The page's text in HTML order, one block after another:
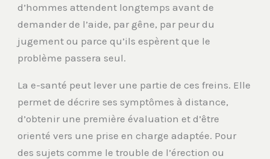
d’hommes attendent longtemps avant de
demander de l’aide, par gêne, par peur du
jugement ou parce qu’ils espèrent que le
problème passera seul.
La e-santé peut lever une partie de ces freins. Elle
permet de décrire ses symptômes à distance,
d’obtenir une première évaluation et d’être
orienté vers une prise en charge adaptée. Pour
des sujets comme le trouble de l’érection ou